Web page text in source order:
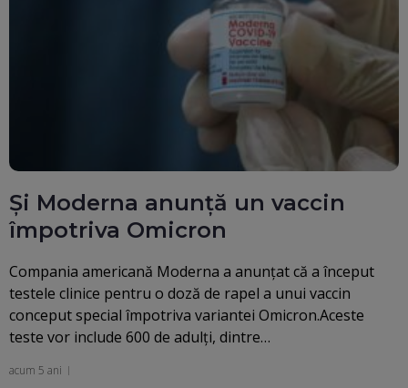
Și Moderna anunță un vaccin
împotriva Omicron
Compania americană Moderna a anunţat că a început
testele clinice pentru o doză de rapel a unui vaccin
conceput special împotriva variantei Omicron.Aceste
teste vor include 600 de adulţi, dintre…
acum 5 ani